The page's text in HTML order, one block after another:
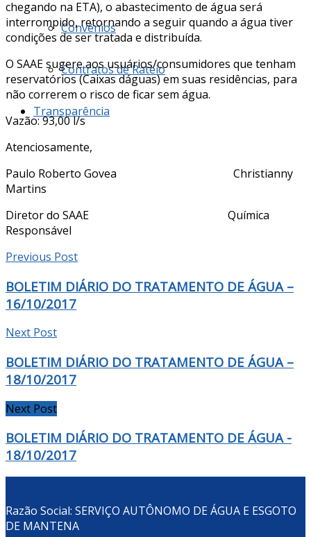
Convênios
Contratos de Rateio
Transparência
chegando na ETA), o abastecimento de água será
interrompido, retornando a seguir quando a água tiver
condições de ser tratada e distribuída.
O SAAE sugere aos usuários/consumidores que tenham
reservatórios (Caixas dáguas) em suas residências, para
não correrem o risco de ficar sem água.
Vazão: 93,00 l/s
Atenciosamente,
Paulo Roberto Govea Christianny
Martins
Diretor do SAAE Química
Responsável
Previous Post
BOLETIM DIÁRIO DO TRATAMENTO DE ÁGUA –
16/10/2017
Next Post
BOLETIM DIÁRIO DO TRATAMENTO DE ÁGUA –
18/10/2017
Next Post
BOLETIM DIÁRIO DO TRATAMENTO DE ÁGUA -
18/10/2017
Razão Social: SERVIÇO AUTÔNOMO DE ÁGUA E ESGOTO
DE MANTENA